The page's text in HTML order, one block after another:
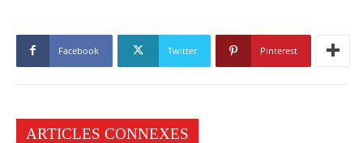
Facebook Twitter Pinterest
ARTICLES CONNEXES